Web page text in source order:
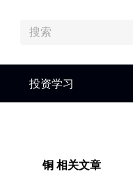
投资学习
铜相关文章